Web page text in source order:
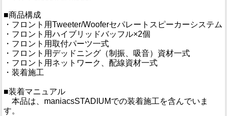
■商品構成
・フロント用Tweeter/Wooferセパレートスピーカーシステム
・フロント用ハイブリッドバッフル×2個
・フロント用取付パーツ一式
・フロント用デッドニング（制振、吸音）資材一式
・フロント用ネットワーク、配線資材一式
・装着施工
■装着マニュアル
本品は、maniacsSTADIUMでの装着施工を含んでいま
す。